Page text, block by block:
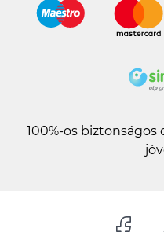
100%-os